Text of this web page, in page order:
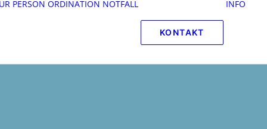
PERSON ORDINATION NOTFALL
KONTAKT
INFO